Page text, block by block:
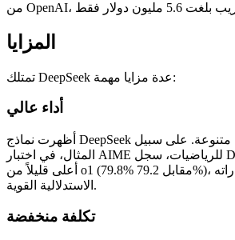
المزايا
تمتلك DeepSeek عدة مزايا مهمة:
أداء عالي
أظهرت نماذج DeepSeek أداءً ممتازاً في مهام متنوعة. على سبيل
المثال، في اختبار AIME للرياضيات، سجل DeepSeek R1 درجة
أعلى قليلاً من o1 (79.8% مقابل 79.2%)، مما يظهر قدراته
الاستدلالية القوية.
تكلفة منخفضة